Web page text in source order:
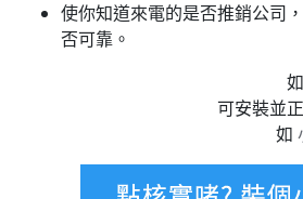
使你知道來電的是否推銷公司
否可靠。
可安裝並
如